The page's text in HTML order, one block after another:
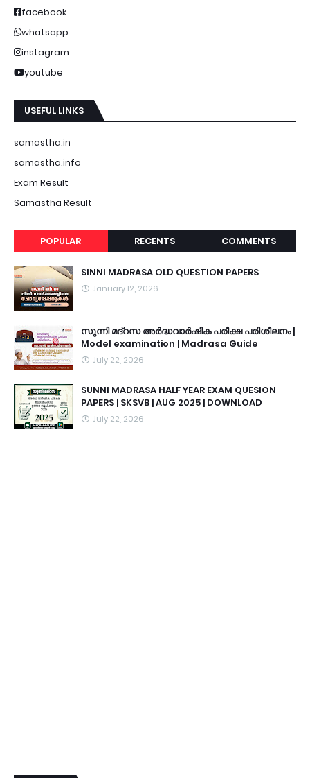
facebook
whatsapp
instagram
youtube
USEFUL LINKS
samastha.in
samastha.info
Exam Result
Samastha Result
POPULAR RECENTS COMMENTS
SINNI MADRASA OLD QUESTION PAPERS
January 12, 2026
സുന്നി മദ്റസ അർദ്ധവാർഷിക പരീക്ഷ പരിശീലനം |
Model examination | Madrasa Guide
July 22, 2026
SUNNI MADRASA HALF YEAR EXAM QUESION
PAPERS | SKSVB | AUG 2025 | DOWNLOAD
July 22, 2026